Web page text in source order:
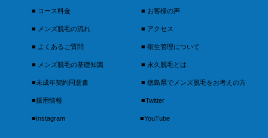
■ コース料金 ■ お客様の声
■ メンズ脱毛の流れ ■ アクセス
■ よくあるご質問 ■ 衛生管理について
■ メンズ脱毛の基礎知識 ■ 永久脱毛とは
■未成年契約同意書 ■ 徳島県でメンズ脱毛をお考えの方
■採用情報 ■Twitter
■Instagram ■YouTube